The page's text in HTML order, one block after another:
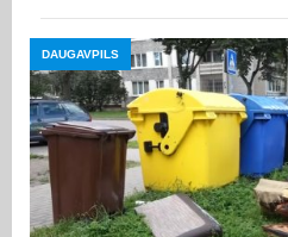
DAUGAVPILS